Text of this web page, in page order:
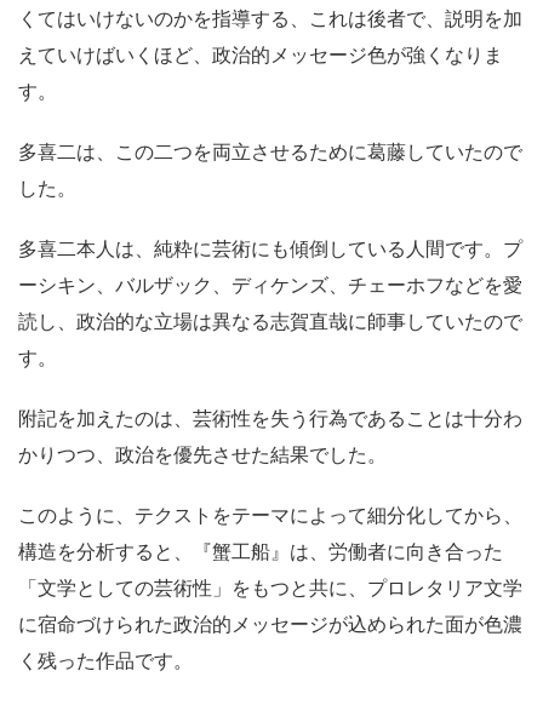
くてはいけないのかを指導する、これは後者で、説明を加
えていけばいくほど、政治的メッセージ色が強くなりま
す。
多喜二は、この二つを両立させるために葛藤していたので
した。
多喜二本人は、純粋に芸術にも傾倒している人間です。プ
ーシキン、バルザック、ディケンズ、チェーホフなどを愛
読し、政治的な立場は異なる志賀直哉に師事していたので
す。
附記を加えたのは、芸術性を失う行為であることは十分わ
かりつつ、政治を優先させた結果でした。
このように、テクストをテーマによって細分化してから、
構造を分析すると、『蟹工船』は、労働者に向き合った
「文学としての芸術性」をもつと共に、プロレタリア文学
に宿命づけられた政治的メッセージが込められた面が色濃
く残った作品です。